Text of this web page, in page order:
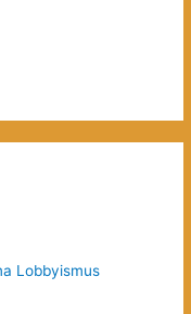
Lobbyismus